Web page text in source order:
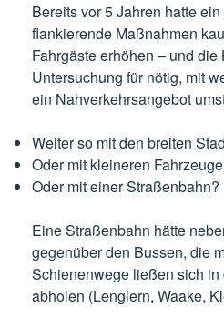
Bereits vor 5 Jahren hatte
flankierende Maßnahmen
Fahrgäste erhöhen – und
Untersuchung für nötig, mit
ein Nahverkehrsangebot
Weiter so mit den breiten
Oder mit kleineren
Oder mit einer Straßenbahn?
Eine Straßenbahn hätte
gegenüber den Bussen, die
Schienenwege ließen sich in
abholen (Lenglern, Waake,